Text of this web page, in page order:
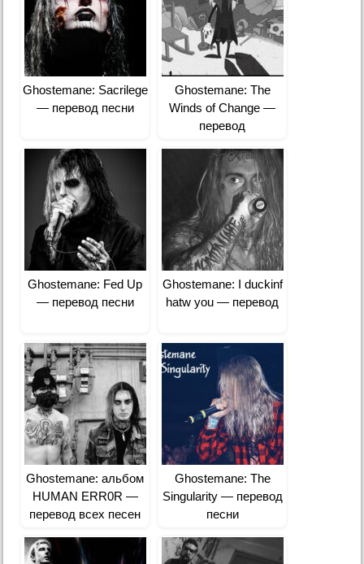
Ghostemane: Sacrilege
— перевод песни
Ghostemane: The
Winds of Change —
перевод
Ghostemane: Fed Up
— перевод песни
Ghostemane: I duckinf
hatw you — перевод
Ghostemane: альбом
HUMAN ERR0R —
перевод всех песен
Ghostemane: The
Singularity — перевод
песни